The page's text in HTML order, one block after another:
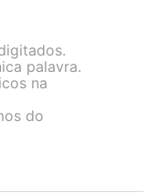
palavra.
na
do